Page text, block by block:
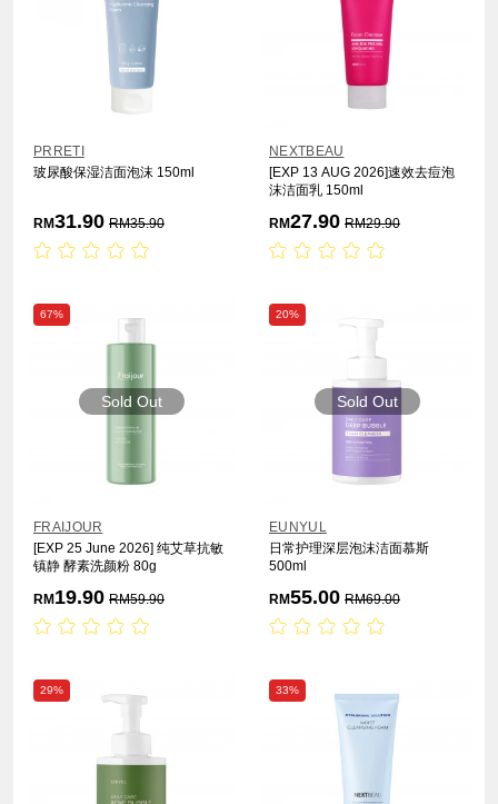
PRRETI
玻尿酸保湿洁面泡沫 150ml
RM31.90 RM35.90
NEXTBEAU
[EXP 13 AUG 2026]速效去痘泡
沫洁面乳 150ml
RM27.90 RM29.90
67%
Sold Out
FRAIJOUR
[EXP 25 June 2026] 纯艾草抗敏
镇静 酵素洗颜粉 80g
RM 19.90 RM59.90
20%
Sold Out
EUNYUL
日常护理深层泡沫洁面慕斯
500ml
RM55.00 RM69.00
29% 33%